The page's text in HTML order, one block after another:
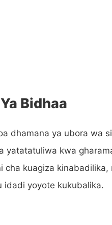
Bidhaa
dhamana ya ubora wa
yatatatuliwa kwa
cha kuagiza
idadi yoyote kukubalika.